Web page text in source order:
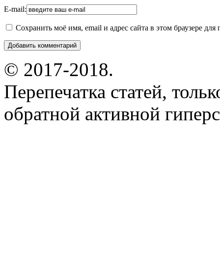
E-mail:
Сохранить моё имя, email и адрес сайта в этом браузере
© 2017-2018.
Перепечатка статей,
обратной активной